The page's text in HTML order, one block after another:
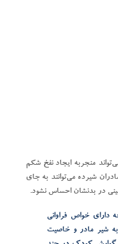
منجربه ایجاد نفخ شکم
شیرده می‌توانند به جای
در بدنشان احساس نشود.
دارای خواص فراوانی
به شیر مادر و خاصیت